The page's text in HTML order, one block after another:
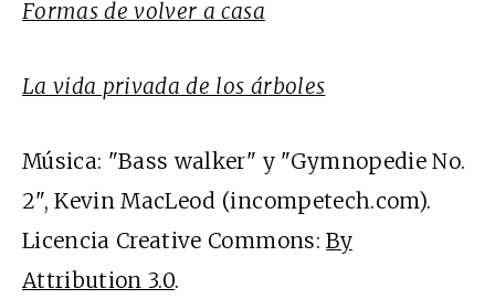
Formas de volver a casa
La vida privada de los árboles
Música: "Bass walker" y "Gymnopedie No.
2", Kevin MacLeod (incompetech.com).
Licencia Creative Commons:By
Attribution 3.0.